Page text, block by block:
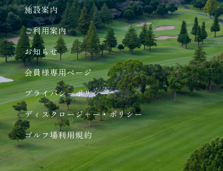
施設案内
ご利用案内
お知らせ
会員様専用ページ
プライバシーポリシー
ディスクロージャー・ポリシー
ゴルフ場利用規約